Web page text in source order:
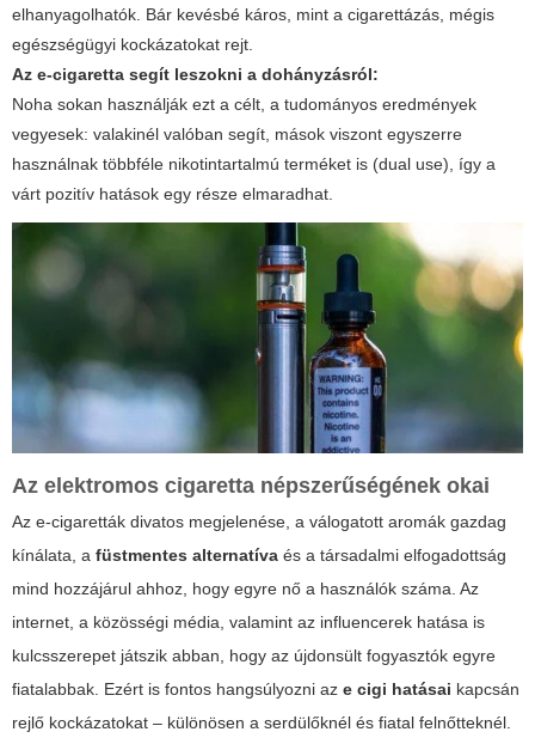
elhanyagolhatók. Bár kevésbé káros, mint a cigarettázás, mégis
egészségügyi kockázatokat rejt.
Az e-cigaretta segít leszokni a dohányzásról:
Noha sokan használják ezt a célt, a tudományos eredmények
vegyesek: valakinél valóban segít, mások viszont egyszerre
használnak többféle nikotintartalmú terméket is (dual use), így a
várt pozitív hatások egy része elmaradhat.
Az elektromos cigaretta népszerűségének okai
Az e-cigaretták divatos megjelenése, a válogatott aromák gazdag
kínálata, a füstmentes alternatíva és a társadalmi elfogadottság
mind hozzájárul ahhoz, hogy egyre nő a használók száma. Az
internet, a közösségi média, valamint az influencerek hatása is
kulcsszerepet játszik abban, hogy az újdonsült fogyasztók egyre
fiatalabbak. Ezért is fontos hangsúlyozni az e cigi hatásai kapcsán
rejlő kockázatokat – különösen a serdülőknél és fiatal felnőtteknél.